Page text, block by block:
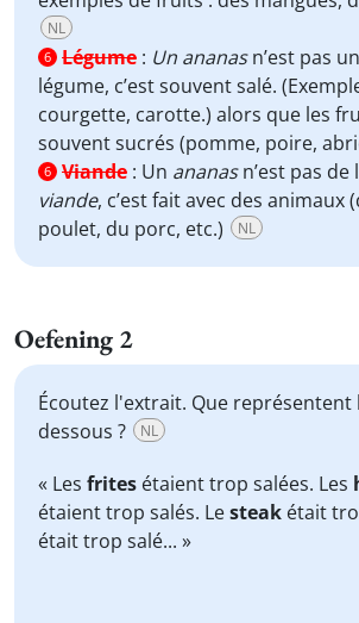
NL
6 Légume : Un ananasn’est pas
légume, c’est souvent salé.
courgette, carotte.) alors que les
souvent sucrés (pomme, poire,
6 Viande : Un ananasn’est pas de
viande, c’est fait avec des
poulet, du porc, etc.)
NL
Oefening 2
Écoutez l'extrait. Que représentent
dessous ?
NL
« Les frites étaient trop salées. Les
étaient trop salés. Lesteak était
était trop salé... »